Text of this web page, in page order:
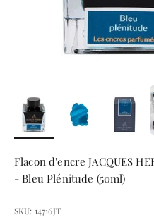
Flacon d'encre JACQUES
- Bleu Plénitude (50ml)
SKU: 14716JT